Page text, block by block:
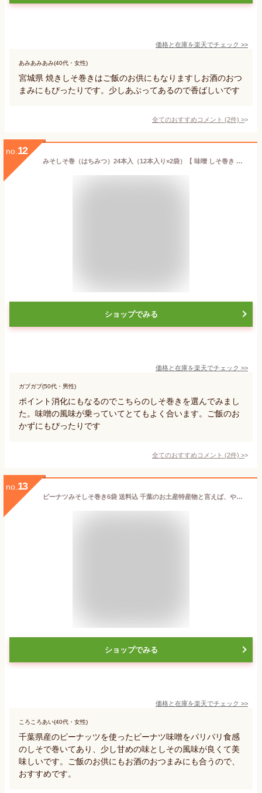
価格と在庫を楽天でチェック >>
あみあみあみ(40代・女性)
宮城県 焼きしそ巻きはご飯のお供にもなりますしお酒のおつ
まみにもぴったりです。少しあぶってあるので香ばしいです
全てのおすすめコメント (2件) >
no. 12
みそしそ巻（はちみつ）24本入（12本入り×2袋）【 味噌 しそ巻き メール便 送料無料 産直 ご飯のお供 お取り寄せ おかず お惣菜 お試し おつまみ 食べ物 税別 1000円 ポッキリ 買い回り 買いまわり ポイント消化 東北 福島 応援 】KM FP 10p
ショップでみる
価格と在庫を楽天でチェック >>
ガブガブ(50代・男性)
ポイント消化にもなるのでこちらのしそ巻きを選んでみまし
た。味噌の風味が乗っていてとてもよく合います。ご飯のお
かずにもぴったりです
全てのおすすめコメント (2件) >
no. 13
ピーナツみそしそ巻き6袋 送料込 千葉のお土産特産物と言えば、やます千葉県産 ピーナッツ 落花生 しそ巻き 惣菜 甘め味噌 送料無料 ギフト 熨斗対応 贈答 贈り物 ワインに合う ビールに合う おつまみ こどものおやつにも
ショップでみる
価格と在庫を楽天でチェック >>
ころころあい(40代・女性)
千葉県産のピーナッツを使ったピーナツ味噌をパリパリ食感
のしそで巻いてあり、少し甘めの味としその風味が良くて美
味しいです。ご飯のお供にもお酒のおつまみにも合うので、
おすすめです。